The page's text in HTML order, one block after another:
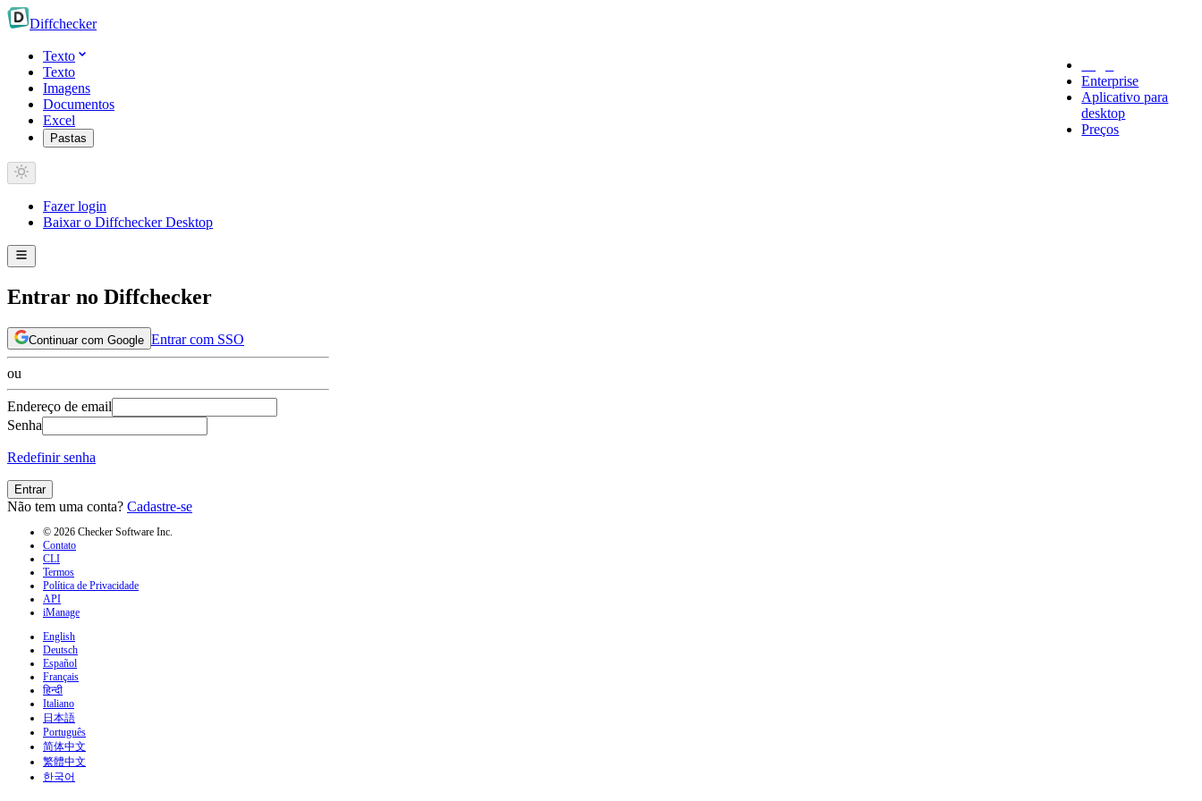
Diffchecker
Texto
Texto
Imagens
Documentos
Excel
Pastas
Enterprise
Aplicativo para
desktop
Preços
Fazer login
Baixar o Diffchecker Desktop
Entrar no Diffchecker
Continuar com Google Entrar com SSO
ou
Endereço de email
Senha
Redefinir senha
Entrar
Não tem uma conta? Cadastre-se
© 2026 Checker Software Inc.
Contato
CLI
Termos
Política de Privacidade
API
iManage
English
Deutsch
Español
Français
हिन्दी
Italiano
日本語
Português
简体中文
繁體中文
한국어